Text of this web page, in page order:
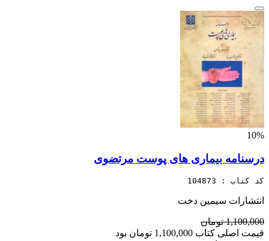
10%
درسنامه بیماری های پوست مرتضوی
کد کتاب : 104873
انتشارات سیمین دخت
1,100,000 تومان
قیمت اصلی کتاب 1,100,000 تومان بود